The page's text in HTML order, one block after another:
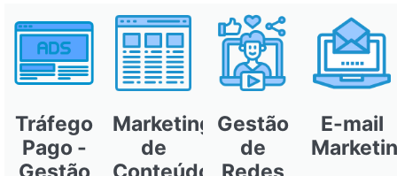
Tráfego
Pago -
Marketing
de
Gestão
de
E-mail